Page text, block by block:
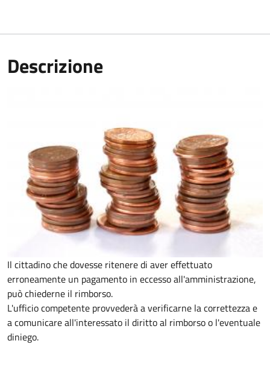
Descrizione
Il cittadino che dovesse ritenere di aver effettuato
erroneamente un pagamento in eccesso all'amministrazione,
può chiederne il rimborso.
L'ufficio competente provvederà a verificarne la correttezza e
a comunicare all'interessato il diritto al rimborso o l'eventuale
diniego.